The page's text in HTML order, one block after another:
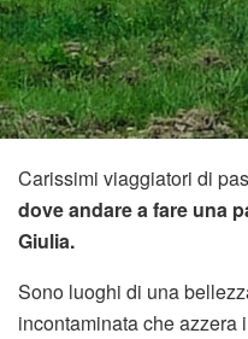
Carissimi viaggiatori di
dove andare a fare una
Giulia.
Sono luoghi di una
incontaminata che azzera